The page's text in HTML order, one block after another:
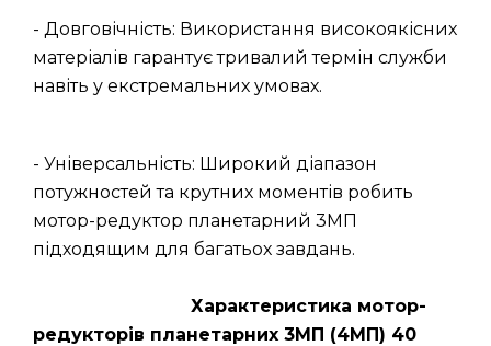
- Довговічність: Використання високоякісних
матеріалів гарантує тривалий термін служби
навіть у екстремальних умовах.
- Універсальність: Широкий діапазон
потужностей та крутних моментів робить
мотор-редуктор планетарний 3МП
підходящим для багатьох завдань.
Характеристика мотор-
редукторів планетарних 3МП (4МП) 40